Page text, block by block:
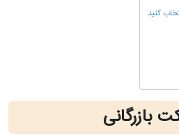
کنید
بازرگانی